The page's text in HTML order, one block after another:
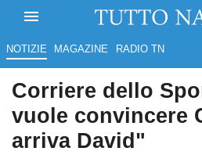
NOTIZIE MAGAZINE RADIO TN
Corriere dello
vuole convincere
arriva David"